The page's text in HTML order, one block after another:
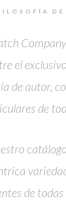
DE
el
de autor,
de
de